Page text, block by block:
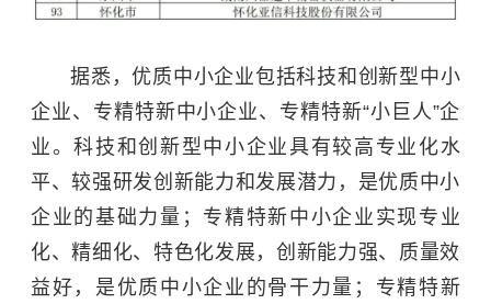
据悉，优质中小企业包括科技和创新型中小
企业、专精特新中小企业、专精特新“小巨人”企
业。科技和创新型中小企业具有较高专业化水
平、较强研发创新能力和发展潜力，是优质中小
企业的基础力量；专精特新中小企业实现专业
化、精细化、特色化发展，创新能力强、质量效
益好，是优质中小企业的骨干力量；专精特新